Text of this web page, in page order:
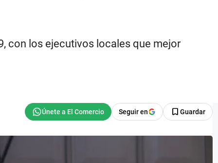
con los ejecutivos locales que mejor
Seguir en Guardar